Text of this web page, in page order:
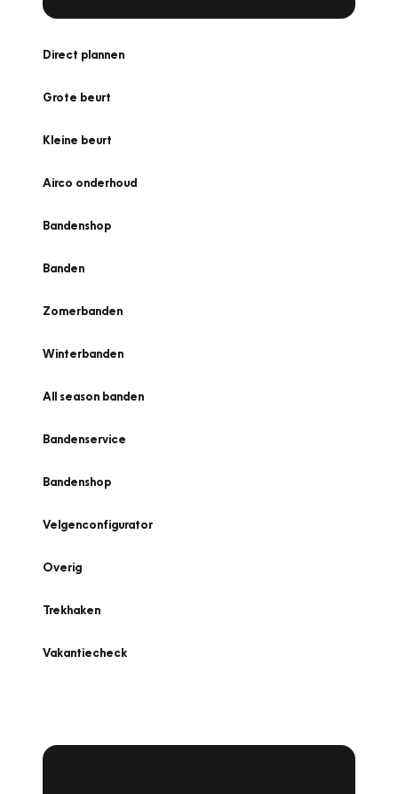
Direct plannen
Grote beurt
Kleine beurt
Airco onderhoud
Bandenshop
Banden
Zomerbanden
Winterbanden
All season banden
Bandenservice
Bandenshop
Velgenconfigurator
Overig
Trekhaken
Vakantiecheck